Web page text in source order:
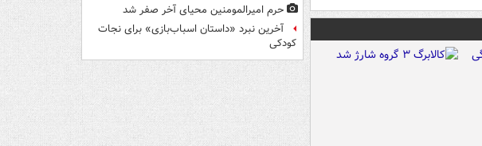
حرم امیرالمومنین محیای آخر صفر شد
آخرین نبرد «داستان اسباب‌بازی» برای نجات
کودکی